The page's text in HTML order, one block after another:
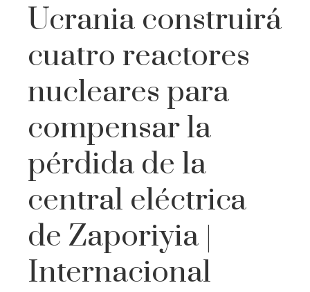
Ucrania construirá
cuatro reactores
nucleares para
compensar la
pérdida de la
central eléctrica
de Zaporiyia |
Internacional